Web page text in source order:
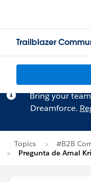
Trailblazer
Bring your
Dreamforce.
Topics
#B2B
Pregunta de Amal